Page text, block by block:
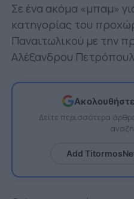
Σε ένα ακόμα «μπαμ»
κατηγορίας του
Παναιτωλικού με την
Αλέξανδρου
Δείτε περισσότερα
Add